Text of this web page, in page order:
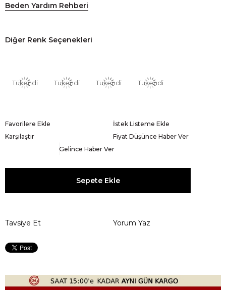
Beden Yardım Rehberi
Diğer Renk Seçenekleri
Tükendi Tükendi Tükendi Tükendi
Favorilere Ekle
İstek Listeme Ekle
Karşılaştır
Fiyat Düşünce Haber Ver
Gelince Haber Ver
Tavsiye Et Yorum Yaz